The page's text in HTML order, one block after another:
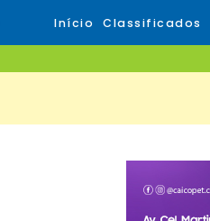
Início Classificados